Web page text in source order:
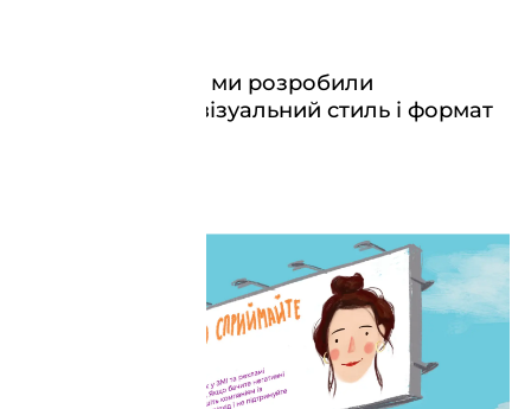
Для такої задачі ми розробили
ілюстративний візуальний стиль і формат